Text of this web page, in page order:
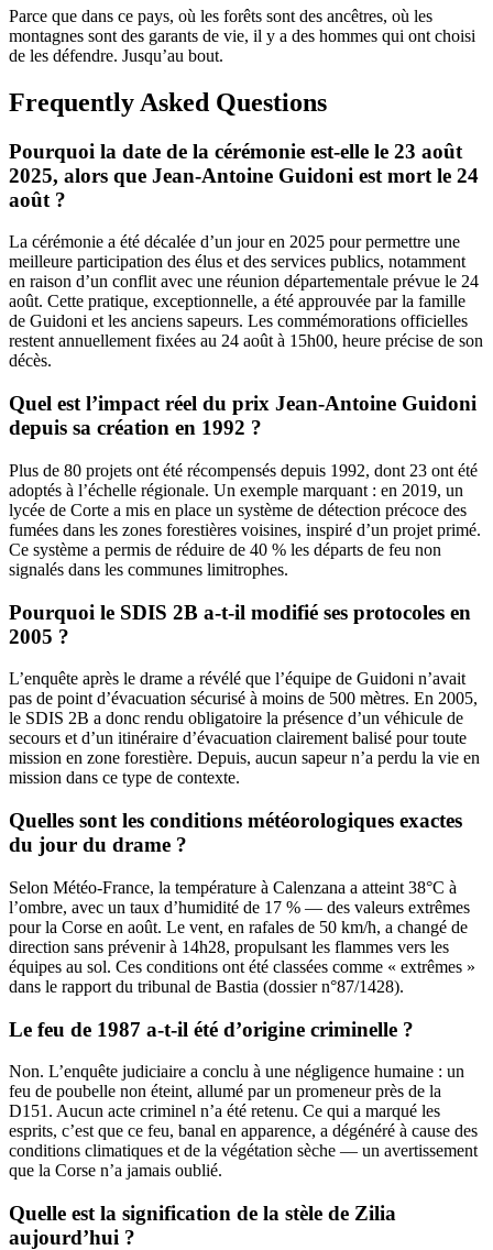
Parce que dans ce pays, où les forêts sont des ancêtres, où les
montagnes sont des garants de vie, il y a des hommes qui ont choisi
de les défendre. Jusqu’au bout.
Frequently Asked Questions
Pourquoi la date de la cérémonie est-elle le 23 août
2025, alors que Jean-Antoine Guidoni est mort le 24
août ?
La cérémonie a été décalée d’un jour en 2025 pour permettre une
meilleure participation des élus et des services publics, notamment
en raison d’un conflit avec une réunion départementale prévue le 24
août. Cette pratique, exceptionnelle, a été approuvée par la famille
de Guidoni et les anciens sapeurs. Les commémorations officielles
restent annuellement fixées au 24 août à 15h00, heure précise de son
décès.
Quel est l’impact réel du prix Jean-Antoine Guidoni
depuis sa création en 1992 ?
Plus de 80 projets ont été récompensés depuis 1992, dont 23 ont été
adoptés à l’échelle régionale. Un exemple marquant : en 2019, un
lycée de Corte a mis en place un système de détection précoce des
fumées dans les zones forestières voisines, inspiré d’un projet primé.
Ce système a permis de réduire de 40 % les départs de feu non
signalés dans les communes limitrophes.
Pourquoi le SDIS 2B a-t-il modifié ses protocoles en
2005 ?
L’enquête après le drame a révélé que l’équipe de Guidoni n’avait
pas de point d’évacuation sécurisé à moins de 500 mètres. En 2005,
le SDIS 2B a donc rendu obligatoire la présence d’un véhicule de
secours et d’un itinéraire d’évacuation clairement balisé pour toute
mission en zone forestière. Depuis, aucun sapeur n’a perdu la vie en
mission dans ce type de contexte.
Quelles sont les conditions météorologiques exactes
du jour du drame ?
Selon Météo-France, la température à Calenzana a atteint 38°C à
l’ombre, avec un taux d’humidité de 17 % — des valeurs extrêmes
pour la Corse en août. Le vent, en rafales de 50 km/h, a changé de
direction sans prévenir à 14h28, propulsant les flammes vers les
équipes au sol. Ces conditions ont été classées comme « extrêmes »
dans le rapport du tribunal de Bastia (dossier n°87/1428).
Le feu de 1987 a-t-il été d’origine criminelle ?
Non. L’enquête judiciaire a conclu à une négligence humaine : un
feu de poubelle non éteint, allumé par un promeneur près de la
D151. Aucun acte criminel n’a été retenu. Ce qui a marqué les
esprits, c’est que ce feu, banal en apparence, a dégénéré à cause des
conditions climatiques et de la végétation sèche — un avertissement
que la Corse n’a jamais oublié.
Quelle est la signification de la stèle de Zilia
aujourd’hui ?